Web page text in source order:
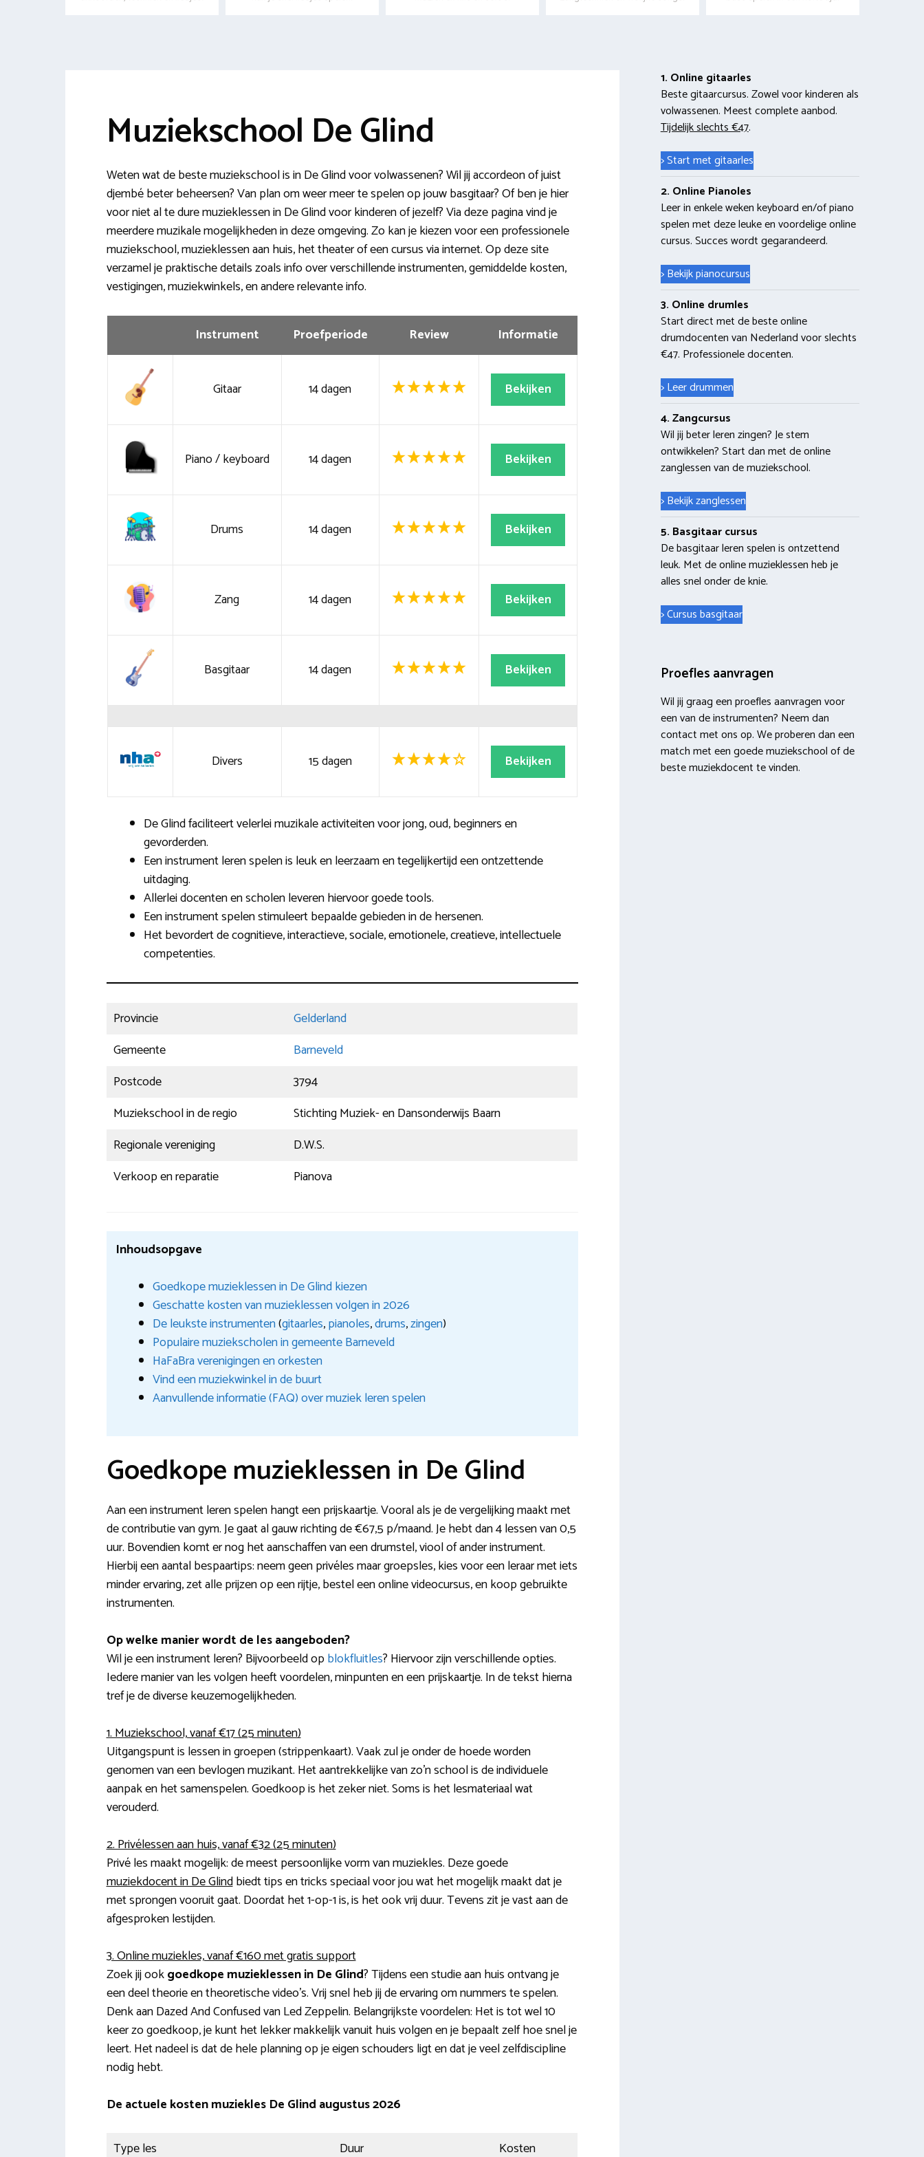
Muziekschool De Glind
Weten wat de beste muziekschool is in De Glind voor volwassenen? Wil jij accordeon of juist
djembé beter beheersen? Van plan om weer meer te spelen op jouw basgitaar? Of ben je hier
voor niet al te dure muzieklessen in De Glind voor kinderen of jezelf? Via deze pagina vind je
meerdere muzikale mogelijkheden in deze omgeving. Zo kan je kiezen voor een professionele
muziekschool, muzieklessen aan huis, het theater of een cursus via internet. Op deze site
verzamel je praktische details zoals info over verschillende instrumenten, gemiddelde kosten,
vestigingen, muziekwinkels, en andere relevante info.
Instrument Proefperiode Review Informatie
Gitaar 14 dagen Bekijken
Piano / keyboard 14 dagen Bekijken
Drums 14 dagen Bekijken
Zang 14 dagen Bekijken
Basgitaar 14 dagen Bekijken
Divers 15 dagen Bekijken
De Glind faciliteert velerlei muzikale activiteiten voor jong, oud, beginners en
gevorderden.
Een instrument leren spelen is leuk en leerzaam en tegelijkertijd een ontzettende
uitdaging.
Allerlei docenten en scholen leveren hiervoor goede tools.
Een instrument spelen stimuleert bepaalde gebieden in de hersenen.
Het bevordert de cognitieve, interactieve, sociale, emotionele, creatieve, intellectuele
competenties.
Provincie
Gelderland
Gemeente
Barneveld
Postcode
3794
Muziekschool in de regio
Stichting Muziek- en Dansonderwijs Baarn
Regionale vereniging
D.W.S.
Verkoop en reparatie
Pianova
Inhoudsopgave
Goedkope muzieklessen in De Glind kiezen
Geschatte kosten van muzieklessen volgen in 2026
De leukste instrumenten(gitaarles,pianoles,drums,zingen)
Populaire muziekscholen in gemeente Barneveld
HaFaBra verenigingen en orkesten
Vind een muziekwinkel in de buurt
Aanvullende informatie (FAQ) over muziek leren spelen
Goedkope muzieklessen in De Glind
Aan een instrument leren spelen hangt een prijskaartje. Vooral als je de vergelijking maakt met
de contributie van gym. Je gaat al gauw richting de €67,5 p/maand. Je hebt dan 4 lessen van 0,5
uur. Bovendien komt er nog het aanschaffen van een drumstel, viool of ander instrument.
Hierbij een aantal bespaartips: neem geen privéles maar groepsles, kies voor een leraar met iets
minder ervaring, zet alle prijzen op een rijtje, bestel een online videocursus, en koop gebruikte
instrumenten.
Op welke manier wordt de les aangeboden?
Wil je een instrument leren? Bijvoorbeeld opblokfluitles? Hiervoor zijn verschillende opties.
Iedere manier van les volgen heeft voordelen, minpunten en een prijskaartje. In de tekst hierna
tref je de diverse keuzemogelijkheden.
1. Muziekschool, vanaf €17 (25 minuten)
Uitgangspunt is lessen in groepen (strippenkaart). Vaak zul je onder de hoede worden
genomen van een bevlogen muzikant. Het aantrekkelijke van zo’n school is de individuele
aanpak en het samenspelen. Goedkoop is het zeker niet. Soms is het lesmateriaal wat
verouderd.
2. Privélessen aan huis, vanaf €32 (25 minuten)
Privé les maakt mogelijk: de meest persoonlijke vorm van muziekles. Deze goede
muziekdocent in De Glindbiedt tips en tricks speciaal voor jou wat het mogelijk maakt dat je
met sprongen vooruit gaat. Doordat het 1-op-1 is, is het ook vrij duur. Tevens zit je vast aan de
afgesproken lestijden.
3. Online muziekles, vanaf €160 met gratis support
Zoek jij ookgoedkope muzieklessen in De Glind? Tijdens een studie aan huis ontvang je
een deel theorie en theoretische video’s. Vrij snel heb jij de ervaring om nummers te spelen.
Denk aan Dazed And Confused van Led Zeppelin. Belangrijkste voordelen: Het is tot wel 10
keer zo goedkoop, je kunt het lekker makkelijk vanuit huis volgen en je bepaalt zelf hoe snel je
leert. Het nadeel is dat de hele planning op je eigen schouders ligt en dat je veel zelfdiscipline
nodig hebt.
De actuele kosten muziekles De Glind augustus 2026
Type les Duur Kosten
1. Online gitaarles
Beste gitaarcursus. Zowel voor kinderen als
volwassenen. Meest complete aanbod.
Tijdelijk slechts €47.
> Start met gitaarles
2. Online Pianoles
Leer in enkele weken keyboard en/of piano
spelen met deze leuke en voordelige online
cursus. Succes wordt gegarandeerd.
> Bekijk pianocursus
3. Online drumles
Start direct met de beste online
drumdocenten van Nederland voor slechts
€47. Professionele docenten.
> Leer drummen
4. Zangcursus
Wil jij beter leren zingen? Je stem
ontwikkelen? Start dan met de online
zanglessen van de muziekschool.
> Bekijk zanglessen
5. Basgitaar cursus
De basgitaar leren spelen is ontzettend
leuk. Met de online muzieklessen heb je
alles snel onder de knie.
> Cursus basgitaar
Proefles aanvragen
Wil jij graag een proefles aanvragen voor
een van de instrumenten? Neem dan
contact met ons op. We proberen dan een
match met een goede muziekschool of de
beste muziekdocent te vinden.